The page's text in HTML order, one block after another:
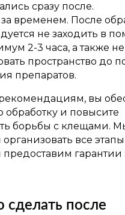
сразу после.
временем. После
не заходить в
2-3 часа, а также не
пространство до
препаратов.
вы
обработку и повысите
борьбы с клещами.
все этапы
предоставим гарантии
сделать после